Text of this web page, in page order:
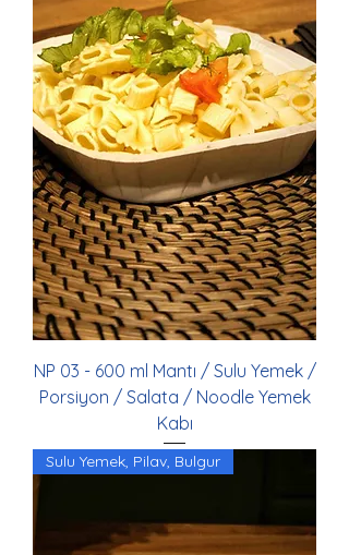
NP 03 - 600 ml Mantı / Sulu Yemek /
Porsiyon / Salata / Noodle Yemek
Kabı
Sulu Yemek, Pilav, Bulgur